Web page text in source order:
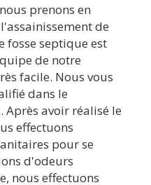
prenons en
de
fosse septique est
de notre
facile. Nous vous
dans le
avoir réalisé le
effectuons
pour se
d'odeurs
nous effectuons